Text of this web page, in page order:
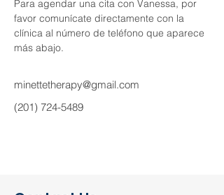
Para agendar una cita con Vanessa, por
favor comunícate directamente con la
clínica al número de teléfono que aparece
más abajo.
minettetherapy@gmail.com
(201) 724-5489